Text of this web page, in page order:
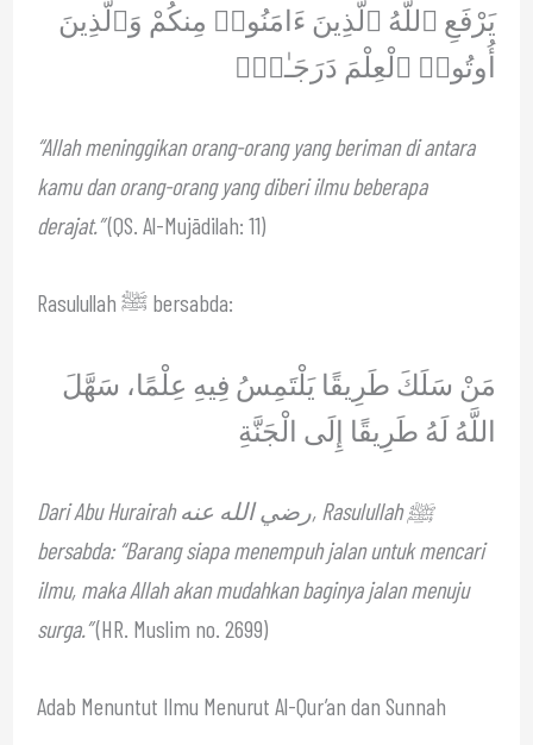
يَرْفَعِ ٱللَّهُ ٱلَّذِينَ ءَامَنُوا۟ مِنكُمْ وَٱلَّذِينَ
أُوتُوا۟ ٱلْعِلْمَ دَرَجَـٰتٍۢ
“Allah meninggikan orang-orang yang beriman di antara
kamu dan orang-orang yang diberi ilmu beberapa
derajat.”(QS. Al-Mujādilah: 11)
Rasulullah ﷺ bersabda:
مَنْ سَلَكَ طَرِيقًا يَلْتَمِسُ فِيهِ عِلْمًا، سَهَّلَ
اللَّهُ لَهُ طَرِيقًا إِلَى الْجَنَّةِ
Dari Abu Hurairah رضي الله عنه, Rasulullah ﷺ
bersabda: “Barang siapa menempuh jalan untuk mencari
ilmu, maka Allah akan mudahkan baginya jalan menuju
surga.”(HR. Muslim no. 2699)
Adab Menuntut Ilmu Menurut Al-Qur’an dan Sunnah